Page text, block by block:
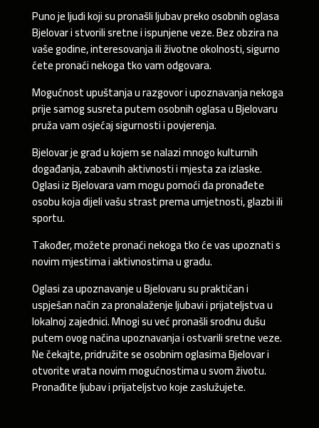
Puno je ljudi koji su pronašli ljubav preko osobnih oglasa
Bjelovar i stvorili sretne i ispunjene veze. Bez obzira na
vaše godine, interesovanja ili životne okolnosti, sigurno
ćete pronaći nekoga tko vam odgovara.
Mogućnost upuštanja u razgovor i upoznavanja nekoga
prije samog susreta putem osobnih oglasa u Bjelovaru
pruža vam osjećaj sigurnosti i povjerenja.
Bjelovar je grad u kojem se nalazi mnogo kulturnih
događanja, zabavnih aktivnosti i mjesta za izlaske.
Oglasi iz Bjelovara vam mogu pomoći da pronađete
osobu koja dijeli vašu strast prema umjetnosti, glazbi ili
sportu.
Također, možete pronaći nekoga tko će vas upoznati s
novim mjestima i aktivnostima u gradu.
Oglasi za upoznavanje u Bjelovaru su praktičan i
uspješan način za pronalaženje ljubavi i prijateljstva u
lokalnoj zajednici. Mnogi su već pronašli srodnu dušu
putem ovog načina upoznavanja i ostvarili sretne veze.
Ne čekajte, pridružite se osobnim oglasima Bjelovar i
otvorite vrata novim mogućnostima u svom životu.
Pronađite ljubav i prijateljstvo koje zaslužujete.